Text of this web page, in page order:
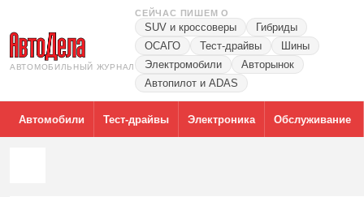
АВТОМОБИЛЬНЫЙ ЖУРНАЛ
СЕЙЧАС ПИШЕМ О
SUV и кроссоверы
Гибриды
ОСАГО
Тест-драйвы
Шины
Электромобили
Авторынок
Автопилот и ADAS
Автомобили Тест-драйвы Электроника Обслуживание